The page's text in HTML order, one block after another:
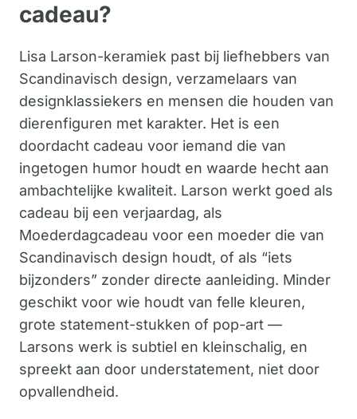
cadeau?
Lisa Larson-keramiek past bij liefhebbers van
Scandinavisch design, verzamelaars van
designklassiekers en mensen die houden van
dierenfiguren met karakter. Het is een
doordacht cadeau voor iemand die van
ingetogen humor houdt en waarde hecht aan
ambachtelijke kwaliteit. Larson werkt goed als
cadeau bij een verjaardag, als
Moederdagcadeau voor een moeder die van
Scandinavisch design houdt, of als “iets
bijzonders” zonder directe aanleiding. Minder
geschikt voor wie houdt van felle kleuren,
grote statement-stukken of pop-art —
Larsons werk is subtiel en kleinschalig, en
spreekt aan door understatement, niet door
opvallendheid.